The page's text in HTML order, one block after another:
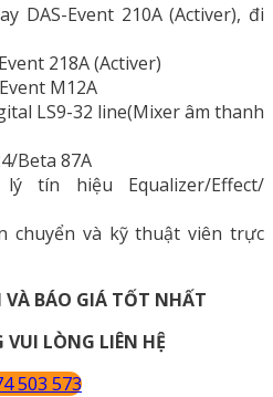
DAS-Event 210A (Activer), đi
218A (Activer)
M12A
LS9-32 line(Mixer âm thanh
Beta 87A
tín hiệu Equalizer/Effect/
chuyển và kỹ thuật viên trực
BÁO GIÁ TỐT NHẤT
VUI LÒNG LIÊN HỆ
503 573